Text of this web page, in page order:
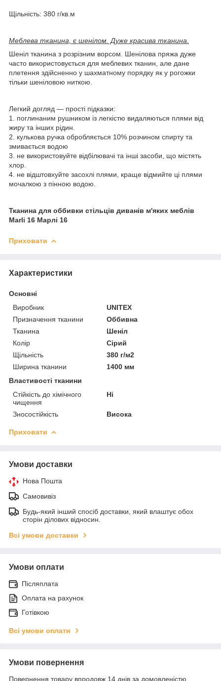
Щільність: 380 г/кв.м
Меблева тканина, є шенілом. Дуже красива тканина.
Шеніл тканина з розрізним ворсом. Шенілова пряжа дуже
часто використовується для меблевих тканин, але дане
плетення здійсненно у шахматному порядку як у рогожки
тільки шеніловою ниткою.
Легкий догляд — прості підказки:
1. поглинаним рушником із легкістю видаляються плями від
жиру та інших рідин.
2. кулькова ручка обробляється 10% розчином спирту та
змивається водою
3. не використовуйте відбілювачі та інші засоби, що містять
хлор.
4. не відштовхуйте засохлі плями, краще відмийте ці плями
мочалкою з пінною водою.
Тканина для оббивки стільців диванів м'яких меблів
Marli 16 Марлі 16
Приховати
Характеристики
Основні
Виробник
UNITEX
Призначення тканини
Оббивна
Тканина
Шеніл
Колір
Сірий
Щільність
380 г/м2
Ширина тканини
1400 мм
Властивості тканини
Стійкість до хімічного
чищення
Ні
Зносостійкість Висока
Приховати
Умови доставки
Нова Пошта
Самовивіз
Будь-який інший спосіб доставки, який влаштує обох
сторін ділових відносин.
Всі умови доставки
Умови оплати
Післяплата
Оплата на рахунок
Готівкою
Всі умови оплати
Умови повернення
Повернення товару впродовж 14 днів за домовленістю